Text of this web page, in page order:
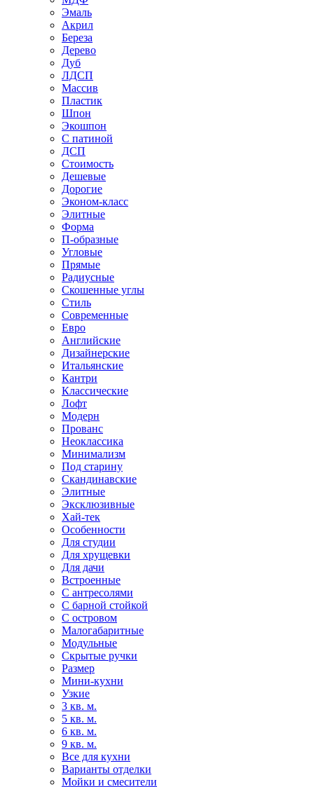
Эмаль
Акрил
Береза
Дерево
Дуб
ЛДСП
Массив
Пластик
Шпон
Экошпон
С патиной
ДСП
Стоимость
Дешевые
Дорогие
Эконом-класс
Элитные
Форма
П-образные
Угловые
Прямые
Радиусные
Скошенные углы
Стиль
Современные
Евро
Английские
Дизайнерские
Итальянские
Кантри
Классические
Лофт
Модерн
Прованс
Неоклассика
Минимализм
Под старину
Скандинавские
Элитные
Эксклюзивные
Хай-тек
Особенности
Для студии
Для хрущевки
Для дачи
Встроенные
С антресолями
С барной стойкой
С островом
Малогабаритные
Модульные
Скрытые ручки
Размер
Мини-кухни
Узкие
3 кв. м.
5 кв. м.
6 кв. м.
9 кв. м.
Все для кухни
Варианты отделки
Мойки и смесители